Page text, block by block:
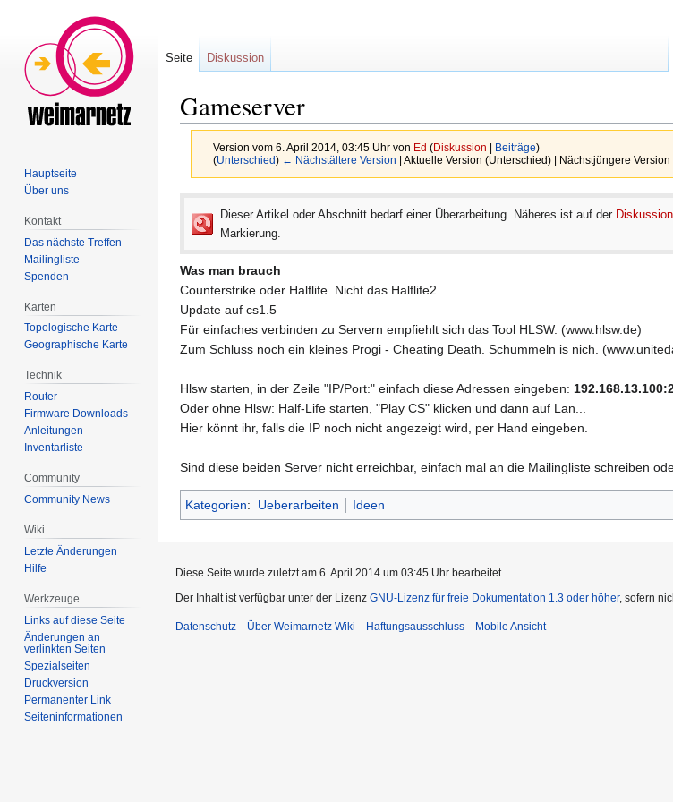
Gameserver
Version vom 6. April 2014, 03:45 Uhr von Ed (Diskussion Beiträge)
(Unterschied) ← Nächstältere Version | Aktuelle Version (Unterschied) | Nächstjüngere
Navigation
springen
Suche
springen
Dieser Artikel oder Abschnitt bedarf einer Überarbeitung. Näheres ist auf der
Markierung.
Was man brauch
Counterstrike oder Halflife. Nicht das Halflife2.
Update auf cs1.5
Für einfaches verbinden zu Servern empfiehlt sich das Tool HLSW. (www.hlsw.de)
Zum Schluss noch ein kleines Progi - Cheating Death. Schummeln is nich.
Hlsw starten, in der Zeile "IP/Port:" einfach diese Adressen eingeben:
Oder ohne Hlsw: Half-Life starten, "Play CS" klicken und dann auf Lan...
Hier könnt ihr, falls die IP noch nicht angezeigt wird, per Hand eingeben.
Sind diese beiden Server nicht erreichbar, einfach mal an die Mailingliste schreiben
Kategorien: Ueberarbeiten Ideen
Seite Diskussion
Hauptseite
Über uns
Kontakt
Das nächste Treffen
Mailingliste
Spenden
Karten
Topologische Karte
Geographische Karte
Technik
Router
Firmware Downloads
Anleitungen
Inventarliste
Community
Community News
Wiki
Letzte Änderungen
Hilfe
Werkzeuge
Links auf diese Seite
Änderungen an
verlinkten Seiten
Spezialseiten
Druckversion
Permanenter Link
Seiten­informationen
Diese Seite wurde zuletzt am 6. April 2014 um 03:45 Uhr bearbeitet.
Der Inhalt ist verfügbar unter der Lizenz GNU-Lizenz für freie Dokumentation 1.3 oder höher, sofern
Datenschutz Über Weimarnetz Wiki Haftungsausschluss Mobile Ansicht